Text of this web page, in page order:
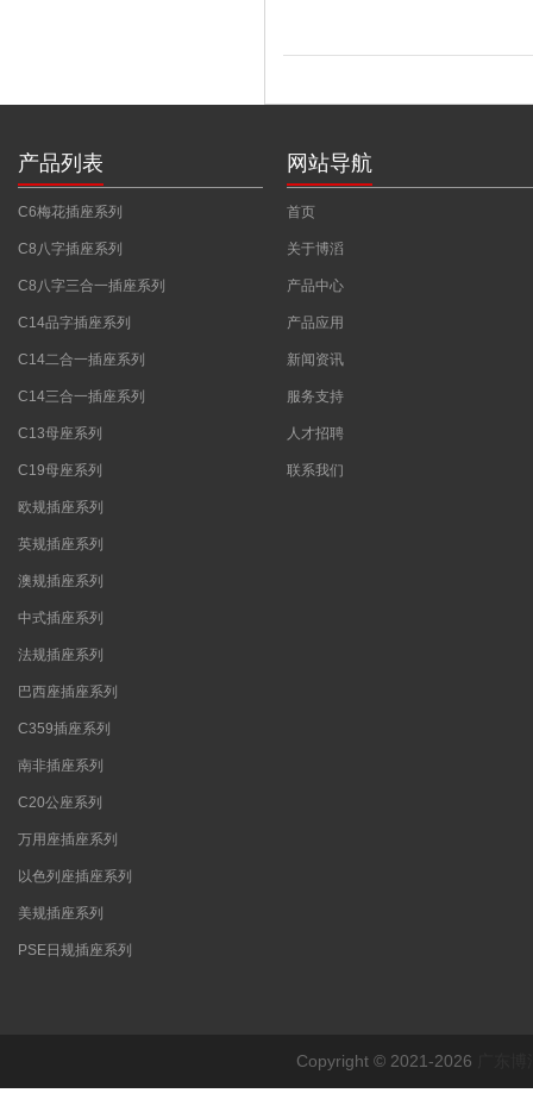
产品列表
C6梅花插座系列
C8八字插座系列
C8八字三合一插座系列
C14品字插座系列
C14二合一插座系列
C14三合一插座系列
C13母座系列
C19母座系列
欧规插座系列
英规插座系列
澳规插座系列
中式插座系列
法规插座系列
巴西座插座系列
C359插座系列
南非插座系列
C20公座系列
万用座插座系列
以色列座插座系列
美规插座系列
PSE日规插座系列
网站导航
首页
关于博滔
产品中心
产品应用
新闻资讯
服务支持
人才招聘
联系我们
Copyright © 2021-2026